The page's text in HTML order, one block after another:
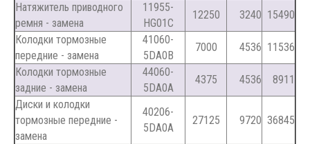
Натяжитель приводного
ремня - замена
11955-
HG01C
12250 3240 15490
Колодки тормозные
передние - замена
41060-
5DA0B
7000 4536 11536
Колодки тормозные
задние - замена
44060-
5DA0A
4375 4536
8911
Диски и колодки
тормозные передние -
замена
40206-
5DA0A
27125 9720 36845